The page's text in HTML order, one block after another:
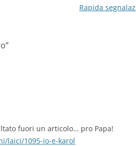
Rapida
”
fuori un articolo… pro Papa!
laici/1095-io-e-karol